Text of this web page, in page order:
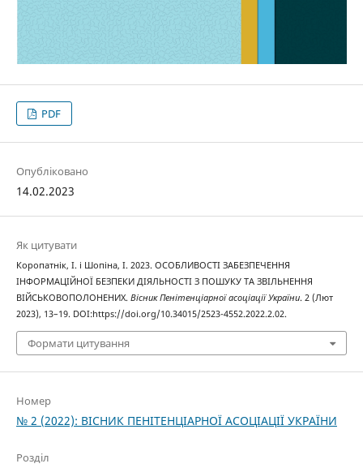
PDF
Опубліковано
14.02.2023
Як цитувати
Коропатнік, І. і Шопіна, І. 2023. ОСОБЛИВОСТІ ЗАБЕЗПЕЧЕННЯ
ІНФОРМАЦІЙНОЇ БЕЗПЕКИ ДІЯЛЬНОСТІ З ПОШУКУ ТА ЗВІЛЬНЕННЯ
ВІЙСЬКОВОПОЛОНЕНИХ. Вісник Пенітенціарної асоціації України. 2 (Лют
2023), 13–19. DOI:https://doi.org/10.34015/2523-4552.2022.2.02.
Формати цитування
Номер
№ 2 (2022): ВІСНИК ПЕНІТЕНЦІАРНОЇ АСОЦІАЦІЇ УКРАЇНИ
Розділ